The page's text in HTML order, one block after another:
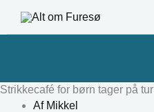
Strikkecafé for børn tager på tur
AfMikkel